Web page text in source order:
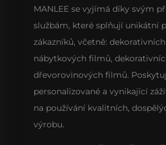
MANLEE se vyjímá díky svým
službám, které splňují unikátní
zákazníků, včetně:
nábytkových filmů,
dřevorovinových filmů.
personalizované a vynikající
na používání kvalitních,
výrobu.